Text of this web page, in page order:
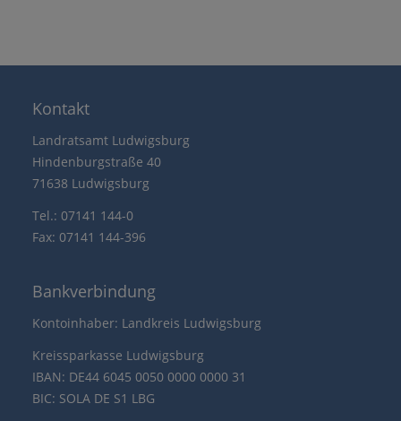
Kontakt
Landratsamt Ludwigsburg
Hindenburgstraße 40
71638 Ludwigsburg
Tel.: 07141 144-0
Fax: 07141 144-396
Bankverbindung
Kontoinhaber: Landkreis Ludwigsburg
Kreissparkasse Ludwigsburg
IBAN: DE44 6045 0050 0000 0000 31
BIC: SOLA DE S1 LBG